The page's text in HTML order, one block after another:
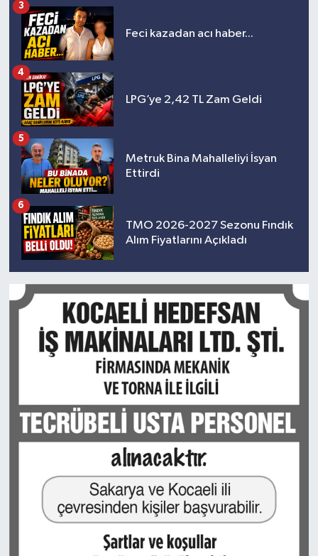
Feci kazadan acı haber...
3
LPG’ye 2,42 TL Zam Geldi
4
Metruk Bina Mahalleliyi İsyan
Ettirdi
5
TMO 2026-2027 Sezonu Fındık
Alım Fiyatlarını Açıkladı
6